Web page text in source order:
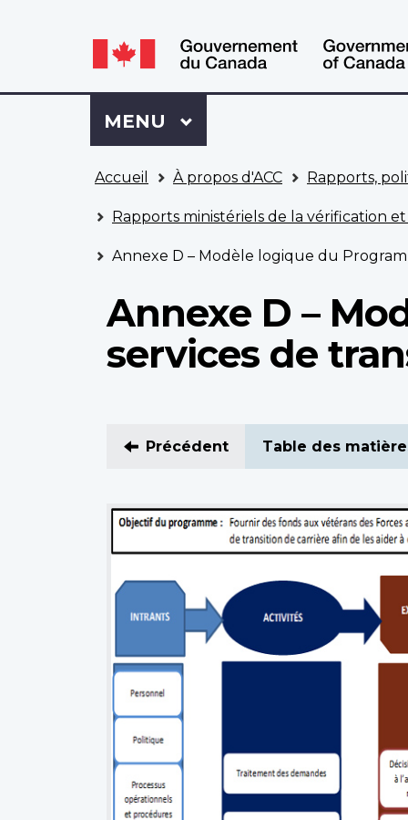
Language
switcher
Language
switcher
Se
connecter
à
Dossier
ACC
Menu
MENU PRINCIPAL
Accueil À propos d'ACC Rapports,
Rapports ministériels de la vérification
Annexe D – Modèle logique du
Annexe D –
services de
Précédent Table des